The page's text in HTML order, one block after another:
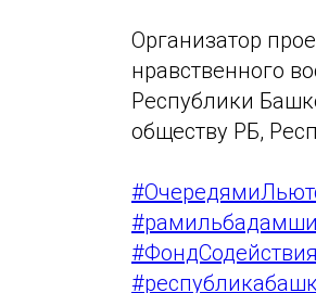
Организатор
нравственного
Республики
обществу РБ,